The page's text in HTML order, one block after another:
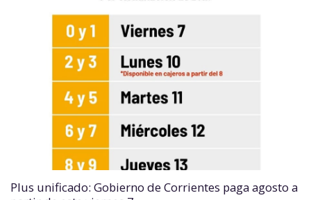
Plus unificado: Gobierno de Corrientes paga agosto a